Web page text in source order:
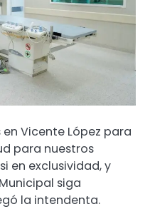
Vicente López para
para nuestros
en exclusividad, y
siga
la intendenta.